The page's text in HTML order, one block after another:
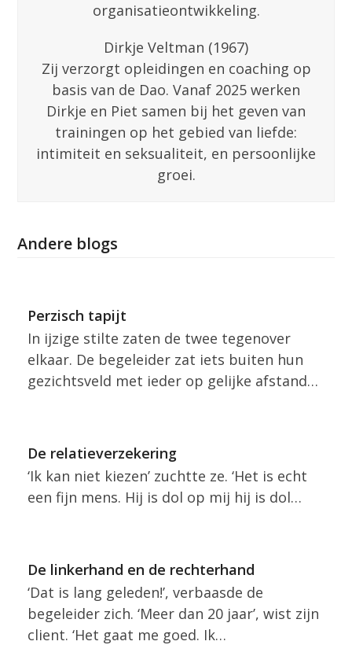
organisatieontwikkeling.
Dirkje Veltman (1967)
Zij verzorgt opleidingen en coaching op
basis van de Dao. Vanaf 2025 werken
Dirkje en Piet samen bij het geven van
trainingen op het gebied van liefde:
intimiteit en seksualiteit, en persoonlijke
groei.
Andere blogs
Perzisch tapijt
In ijzige stilte zaten de twee tegenover
elkaar. De begeleider zat iets buiten hun
gezichtsveld met ieder op gelijke afstand…
De relatieverzekering
‘Ik kan niet kiezen’ zuchtte ze. ‘Het is echt
een fijn mens. Hij is dol op mij hij is dol…
De linkerhand en de rechterhand
‘Dat is lang geleden!’, verbaasde de
begeleider zich. ‘Meer dan 20 jaar’, wist zijn
client. ‘Het gaat me goed. Ik…